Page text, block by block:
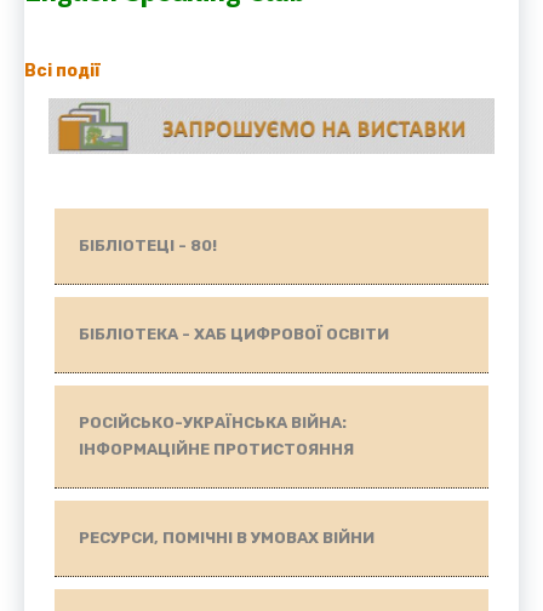
Всі події
БІБЛІОТЕЦІ - 80!
БІБЛІОТЕКА - ХАБ ЦИФРОВОЇ ОСВІТИ
РОСІЙСЬКО-УКРАЇНСЬКА ВІЙНА:
ІНФОРМАЦІЙНЕ ПРОТИСТОЯННЯ
РЕСУРСИ, ПОМІЧНІ В УМОВАХ ВІЙНИ